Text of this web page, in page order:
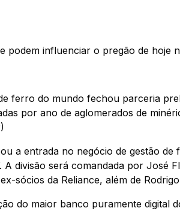
podem influenciar o pregão de hoje
ferro do mundo fechou parceria
por ano de aglomerados de
a entrada no negócio de gestão de
A divisão será comandada por José
sócios da Reliance, além de
do maior banco puramente digital